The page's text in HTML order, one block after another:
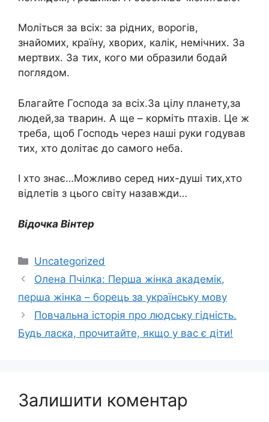
Моліться за всіх: за рідних, ворогів,
знайомих, країну, хворих, калік, немічних. За
мертвих. За тих, кого ми образили бодай
поглядом.
Благайте Господа за всіх.За цілу планету,за
людей,за тварин. А ще – корміть птахів. Це ж
треба, щоб Господь через наші руки годував
тих, хто долітає до самого неба.
І хто знає…Можливо серед них-душі тих,хто
відлетів з цього світу назавжди…
Відочка Вінтер
Категорії
Uncategorized
Олена Пчілка: Перша жінка академік,
перша жінка – борець за українську мову
Повчальна історія про людську гідність.
Будь ласка, прочитайте, якщо у вас є діти!
Залишити коментар